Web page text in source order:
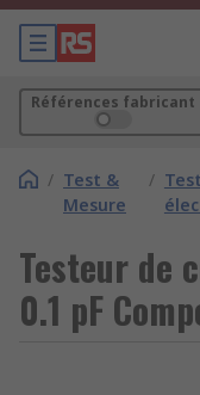
Références fabricant
/ Test &
Mesure
/
Testeur de
0.1 pF